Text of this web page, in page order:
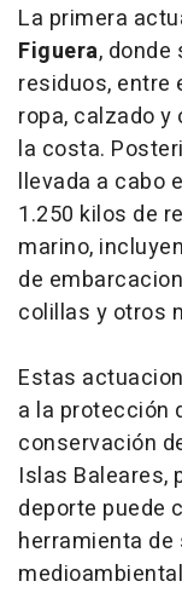
La primera
Figuera, donde
residuos, entre
ropa, calzado
la costa.
llevada a cabo
1.250 kilos de
marino,
de
colillas y otros
Estas
a la protección
conservación
Islas Baleares,
deporte puede
herramienta